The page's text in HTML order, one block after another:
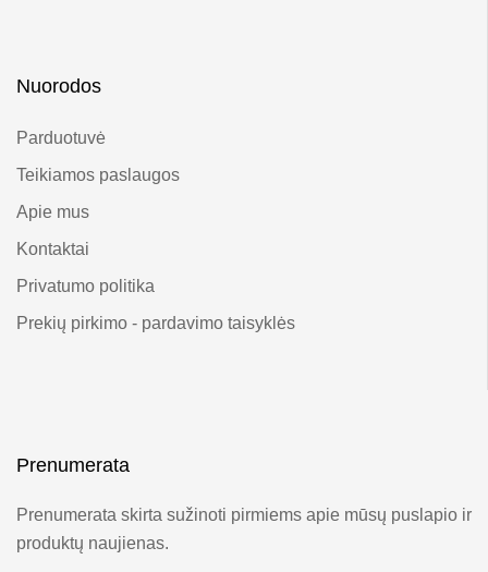
Nuorodos
Parduotuvė
Teikiamos paslaugos
Apie mus
Kontaktai
Privatumo politika
Prekių pirkimo - pardavimo taisyklės
Prenumerata
Prenumerata skirta sužinoti pirmiems apie mūsų puslapio ir
produktų naujienas.